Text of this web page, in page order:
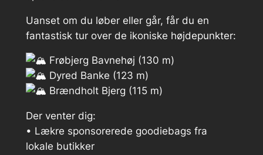
Uanset om du løber eller går, får du en
fantastisk tur over de ikoniske højdepunkter:
Frøbjerg Bavnehøj (130 m)
Dyred Banke (123 m)
Brændholt Bjerg (115 m)
Der venter dig:
• Lækre sponsorerede goodiebags fra
lokale butikker